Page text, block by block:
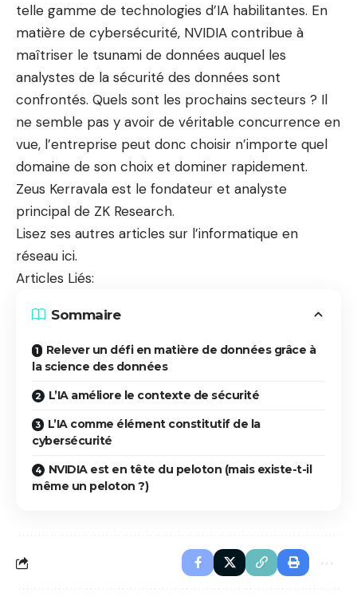
telle gamme de technologies d’IA habilitantes. En
matière de cybersécurité, NVIDIA contribue à
maîtriser le tsunami de données auquel les
analystes de la sécurité des données sont
confrontés. Quels sont les prochains secteurs ? Il
ne semble pas y avoir de véritable concurrence en
vue, l’entreprise peut donc choisir n’importe quel
domaine de son choix et dominer rapidement.
Zeus Kerravala est le fondateur et analyste
principal de ZK Research.
Lisez ses autres articles sur l’informatique en
réseau ici.
Articles Liés:
Sommaire
Relever un défi en matière de données grâce à
la science des données
L’IA améliore le contexte de sécurité
L’IA comme élément constitutif de la
cybersécurité
NVIDIA est en tête du peloton (mais existe-t-il
même un peloton ?)